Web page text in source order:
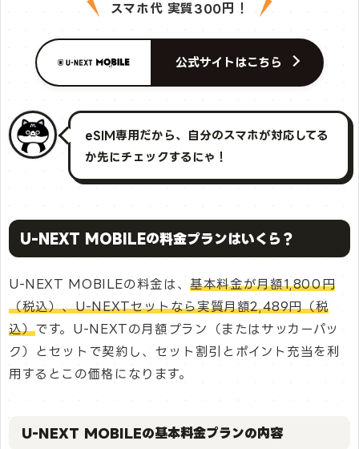
スマホ代 実質300円！
公式サイトはこちら
eSIM専用だから、自分のスマホが対応してる
か先にチェックするにゃ！
U-NEXT MOBILEの料金プランはいくら？
U-NEXT MOBILEの料金は、基本料金が月額1,800円
（税込）、U-NEXTセットなら実質月額2,489円（税
込）です。U-NEXTの月額プラン（またはサッカーパッ
ク）とセットで契約し、セット割引とポイント充当を利
用するとこの価格になります。
U-NEXT MOBILEの基本料金プランの内容